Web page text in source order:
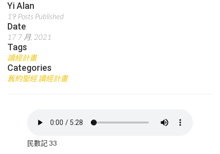
Yi Alan
19 Posts Published
Date
17 7 月, 2021
Tags
讀經計畫
Categories
舊約聖經 讀經計畫
民數記 33